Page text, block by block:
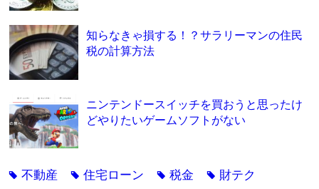
知らなきゃ損する！？サラリーマンの住民
税の計算方法
ニンテンドースイッチを買おうと思ったけ
どやりたいゲームソフトがない
tag不動産 tag住宅ローン tag税金 tag 財テク